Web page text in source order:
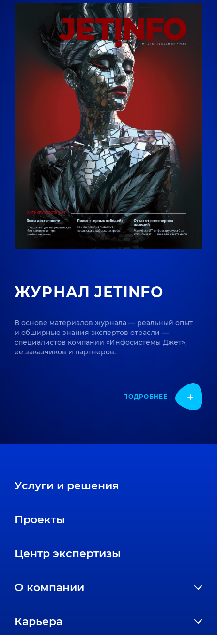
ЖУРНАЛ JETINFO
В основе материалов журнала — реальный опыт
и обширные знания экспертов отрасли —
специалистов компании «Инфосистемы Джет»,
ее заказчиков и партнеров.
ПОДРОБНЕЕ
Услуги и решения
Проекты
Центр экспертизы
О компании
Направления
Карьера